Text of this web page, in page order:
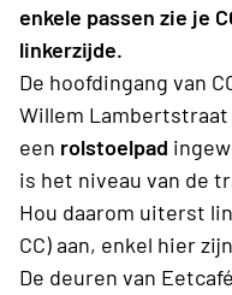
enkele passen zie je
linkerzijde.
De hoofdingang van
Willem
een rolstoelpad
is het niveau van de
Hou daarom uiterst
CC) aan, enkel hier
De deuren van